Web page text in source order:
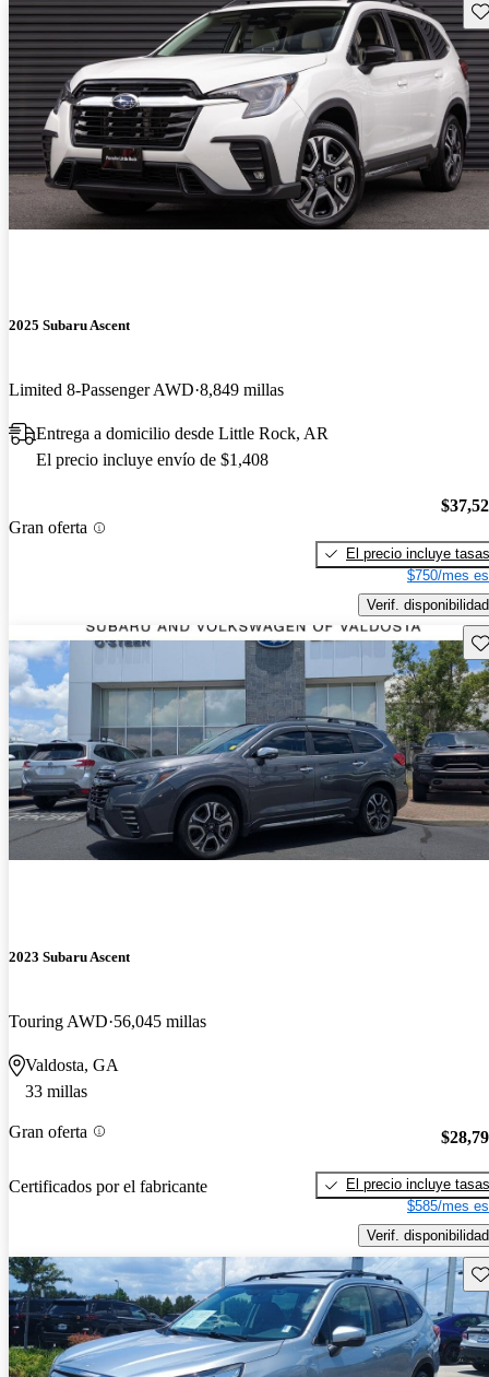
2025 Subaru Ascent
Limited 8-Passenger AWD 8,849 millas
Entrega a domicilio desde Little Rock, AR
El precio incluye envío de $1,408
Gran oferta
El precio incluye tasas
$750/mes
Verif. disponibilidad
2023 Subaru Ascent
Touring AWD 56,045 millas
Valdosta, GA
33 millas
Gran oferta
Certificados por el fabricante
El precio incluye tasas
$585/mes
Verif. disponibilidad